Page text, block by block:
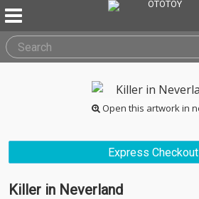
Open this artwork in
Express Checkout
Killer in Neverland